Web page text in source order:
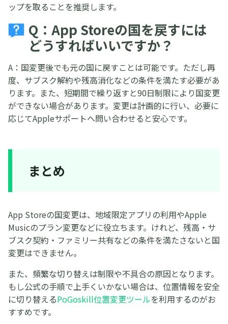
ップを取ることを推奨します。
Q：App Storeの国を戻すには
どうすればいいですか？
A：国変更後でも元の国に戻すことは可能です。ただし再
度、サブスク解約や残高消化などの条件を満たす必要があ
ります。また、短期間で繰り返すと90日制限により国変更
ができない場合があります。変更は計画的に行い、必要に
応じてAppleサポートへ問い合わせると安心です。
まとめ
App Storeの国変更は、地域限定アプリの利用やApple
Musicのプラン変更などに役立ちます。けれど、残高・サ
ブスク契約・ファミリー共有などの条件を満たさないと国
変更はできません。
また、頻繁な切り替えは制限や不具合の原因となります。
もし公式の手順で上手くいかない場合は、位置情報を安全
に切り替えるPoGoskill位置変更ツールを利用するのがお
すすめです。